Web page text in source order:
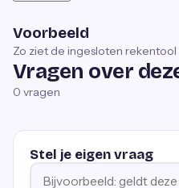
Voorbeeld
Zo ziet de ingesloten rekentool
Vragen over
0 vragen
Stel je eigen vraag